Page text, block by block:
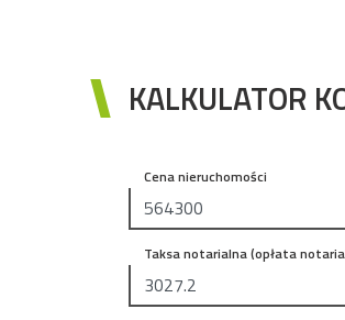
KALKULATOR
Cena nieruchomości
Taksa notarialna (opłata